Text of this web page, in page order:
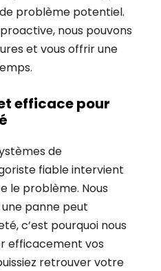
problème potentiel.
nous pouvons
et vous offrir une
efficace pour
de
fiable intervient
le problème. Nous
panne peut
c’est pourquoi nous
efficacement vos
retrouver votre